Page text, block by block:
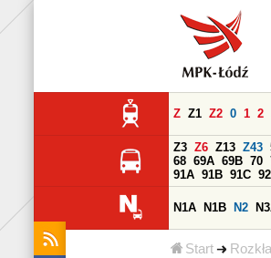
Start
Z Z1 Z2 0 1 2
Z3 Z6 Z13 Z43
68 69A 69B 70
91A 91B 91C
N1A N1B N2